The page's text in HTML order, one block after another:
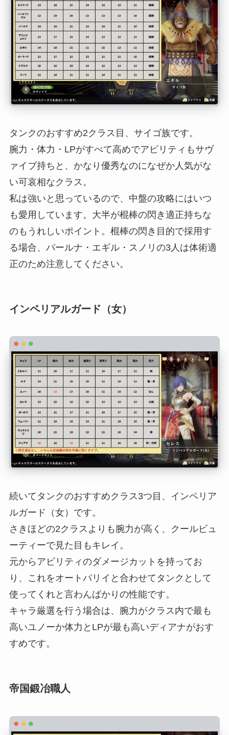
タンクのおすすめ2クラス目、サイゴ族です。
腕力・体力・LPがすべて高めでアビリティもサヴ
ァイブ持ちと、かなり優秀なのになぜか人気がな
い可哀相なクラス。
私は強いと思っているので、中盤の攻略にはいつ
も愛用しています。大半が棍棒の閃き適正持ちな
のもうれしいポイント。棍棒の閃き目的で採用す
る場合、パールナ・エギル・スノリの3人は体術適
正のため注意してください。
インペリアルガード（女）
続いてタンクのおすすめクラス3つ目、インペリア
ルガード（女）です。
さきほどの2クラスよりも腕力が高く、クールビュ
ーティーで見た目もキレイ。
元からアビリティのダメージカットを持ってお
り、これをオートパリイと合わせてタンクとして
使ってくれと言わんばかりの性能です。
キャラ厳選を行う場合は、腕力がクラス内で最も
高いユノーか体力とLPが最も高いディアナがおす
すめです。
帝国鍛冶職人